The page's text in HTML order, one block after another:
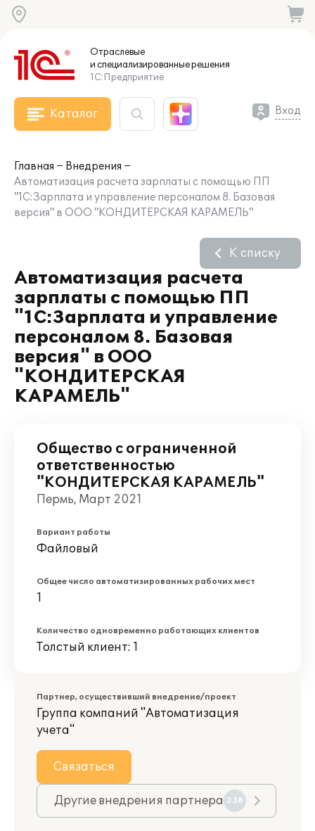
Отраслевые
и специализированныерешения
1С:Предприятие
Каталог Вход
Главная
Внедрения
Автоматизация расчета зарплаты с помощью ПП
"1С:Зарплата и управление персоналом 8. Базовая
версия" в ООО "КОНДИТЕРСКАЯ КАРАМЕЛЬ"
Автоматизация расчета
зарплаты с помощью ПП
"1С:Зарплата и управление
персоналом 8. Базовая
версия" в ООО
"КОНДИТЕРСКАЯ
КАРАМЕЛЬ"
К списку
Общество с ограниченной
ответственностью
"КОНДИТЕРСКАЯ КАРАМЕЛЬ"
Пермь, Март 2021
Вариант работы
Файловый
Общее число автоматизированных рабочих мест
1
Количество одновременно работающих клиентов
Толстый клиент: 1
Партнер, осуществивший внедрение/проект
Группа компаний "Автоматизация
учета"
Связаться
Другие внедрения партнера 238